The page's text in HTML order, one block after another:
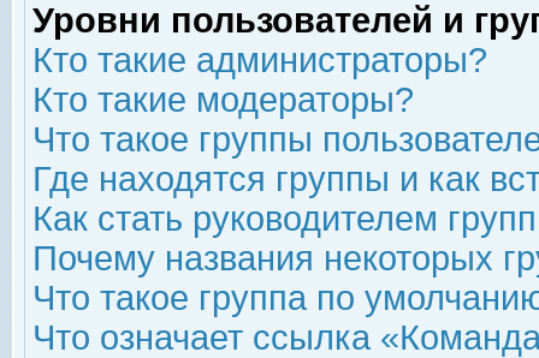
Уровни пользователей и
Кто такие администраторы?
Кто такие модераторы?
Что такое группы
Где находятся группы и как
Как стать руководителем
Почему названия некоторых
Что такое группа по
Что означает ссылка